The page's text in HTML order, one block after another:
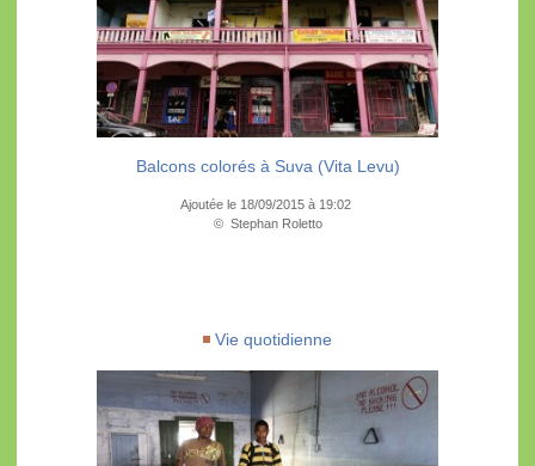
Balcons colorés à Suva (Vita Levu)
Ajoutée le 18/09/2015 à 19:02
© Stephan Roletto
Vie quotidienne